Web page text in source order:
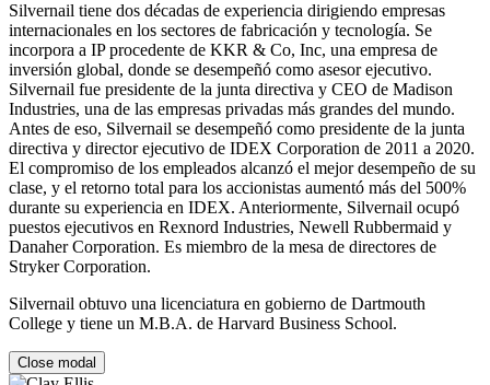
Silvernail tiene dos décadas de experiencia dirigiendo empresas
internacionales en los sectores de fabricación y tecnología. Se
incorpora a IP procedente de KKR & Co, Inc, una empresa de
inversión global, donde se desempeñó como asesor ejecutivo.
Silvernail fue presidente de la junta directiva y CEO de Madison
Industries, una de las empresas privadas más grandes del mundo.
Antes de eso, Silvernail se desempeñó como presidente de la junta
directiva y director ejecutivo de IDEX Corporation de 2011 a 2020.
El compromiso de los empleados alcanzó el mejor desempeño de su
clase, y el retorno total para los accionistas aumentó más del 500%
durante su experiencia en IDEX. Anteriormente, Silvernail ocupó
puestos ejecutivos en Rexnord Industries, Newell Rubbermaid y
Danaher Corporation. Es miembro de la mesa de directores de
Stryker Corporation.
Silvernail obtuvo una licenciatura en gobierno de Dartmouth
College y tiene un M.B.A. de Harvard Business School.
Close modal